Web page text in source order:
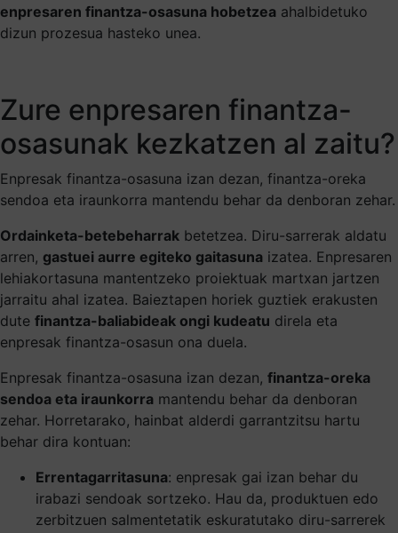
enpresaren finantza-osasuna hobetzea ahalbidetuko
dizun prozesua hasteko unea.
Zure enpresaren finantza-
osasunak kezkatzen al zaitu?
Enpresak finantza-osasuna izan dezan, finantza-oreka
sendoa eta iraunkorra mantendu behar da denboran zehar.
Ordainketa-betebeharrak betetzea. Diru-sarrerak aldatu
arren, gastuei aurre egiteko gaitasuna izatea. Enpresaren
lehiakortasuna mantentzeko proiektuak martxan jartzen
jarraitu ahal izatea. Baieztapen horiek guztiek erakusten
dute finantza-baliabideak ongi kudeatu direla eta
enpresak finantza-osasun ona duela.
Enpresak finantza-osasuna izan dezan, finantza-oreka
sendoa eta iraunkorra mantendu behar da denboran
zehar. Horretarako, hainbat alderdi garrantzitsu hartu
behar dira kontuan:
Errentagarritasuna: enpresak gai izan behar du
irabazi sendoak sortzeko. Hau da, produktuen edo
zerbitzuen salmentetatik eskuratutako diru-sarrerek